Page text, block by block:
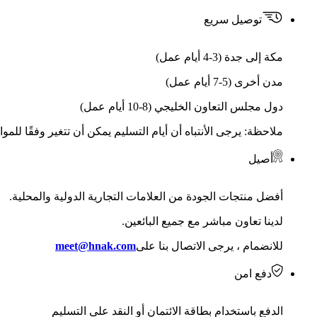
توصيل سريع
مكة إلى جدة (3-4 أيام عمل)
مدن أخرى (5-7 أيام عمل)
دول مجلس التعاون الخليجي (8-10 أيام عمل)
ملاحظة: يرجى الأنتباه أن أيام التسليم يمكن أن تتغير وفقًا
أصيل
أفضل منتجات الجودة من العلامات التجارية الدولية والمحلية.
لدينا تعاون مباشر مع جميع البائعين.
للانضمام ، يرجى الاتصال بنا علىmeet@hnak.com
دفع امن
الدفع باستخدام بطاقة الائتمان أو النقد على التسليم